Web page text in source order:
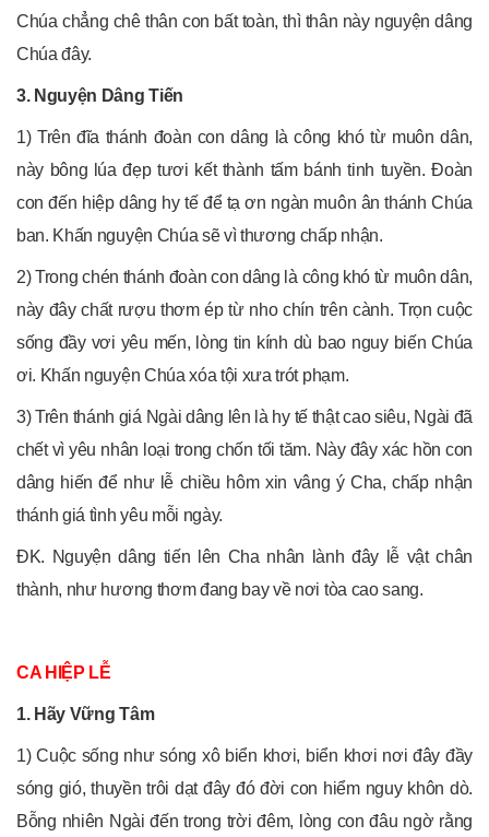
Chúa chẳng chê thân con bất toàn, thì thân này nguyện dâng
Chúa đây.
3. Nguyện Dâng Tiến
1) Trên đĩa thánh đoàn con dâng là công khó từ muôn dân,
này bông lúa đẹp tươi kết thành tấm bánh tinh tuyền. Đoàn
con đến hiệp dâng hy tế để tạ ơn ngàn muôn ân thánh Chúa
ban. Khấn nguyện Chúa sẽ vì thương chấp nhận.
2) Trong chén thánh đoàn con dâng là công khó từ muôn dân,
này đây chất rượu thơm ép từ nho chín trên cành. Trọn cuộc
sống đầy vơi yêu mến, lòng tin kính dù bao nguy biến Chúa
ơi. Khấn nguyện Chúa xóa tội xưa trót phạm.
3) Trên thánh giá Ngài dâng lên là hy tế thật cao siêu, Ngài đã
chết vì yêu nhân loại trong chốn tối tăm. Này đây xác hồn con
dâng hiến để như lễ chiều hôm xin vâng ý Cha, chấp nhận
thánh giá tình yêu mỗi ngày.
ĐK. Nguyện dâng tiến lên Cha nhân lành đây lễ vật chân
thành, như hương thơm đang bay về nơi tòa cao sang.
CA HIỆP LỄ
1. Hãy Vững Tâm
1) Cuộc sống như sóng xô biển khơi, biển khơi nơi đây đầy
sóng gió, thuyền trôi dạt đây đó đời con hiểm nguy khôn dò.
Bỗng nhiên Ngài đến trong trời đêm, lòng con đâu ngờ rằng